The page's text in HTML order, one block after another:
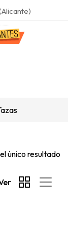
único resultado